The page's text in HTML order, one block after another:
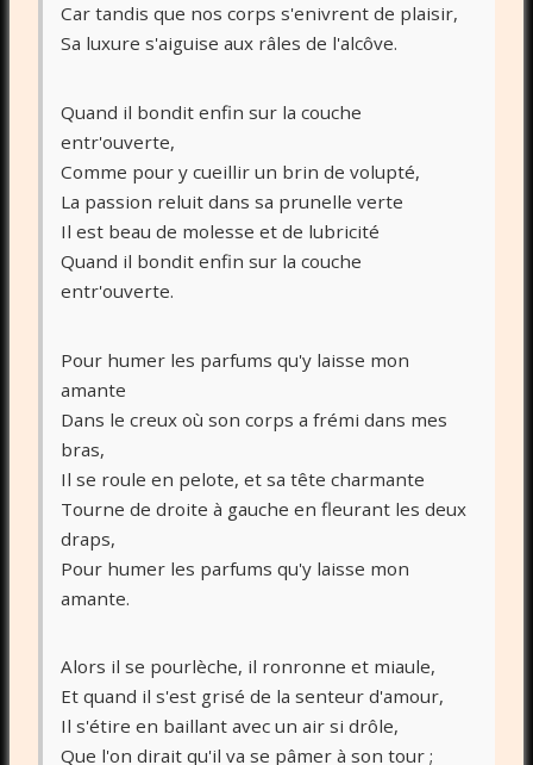
Car tandis que nos corps s'enivrent de plaisir,
Sa luxure s'aiguise aux râles de l'alcôve.
Quand il bondit enfin sur la couche
entr'ouverte,
Comme pour y cueillir un brin de volupté,
La passion reluit dans sa prunelle verte
Il est beau de molesse et de lubricité
Quand il bondit enfin sur la couche
entr'ouverte.
Pour humer les parfums qu'y laisse mon
amante
Dans le creux où son corps a frémi dans mes
bras,
Il se roule en pelote, et sa tête charmante
Tourne de droite à gauche en fleurant les deux
draps,
Pour humer les parfums qu'y laisse mon
amante.
Alors il se pourlèche, il ronronne et miaule,
Et quand il s'est grisé de la senteur d'amour,
Il s'étire en baillant avec un air si drôle,
Que l'on dirait qu'il va se pâmer à son tour ;